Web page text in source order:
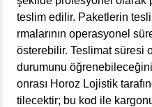
teslim edilir. Paketlerin
rmalarının operasyonel
österebilir. Teslimat süresi
durumunu
onrası Horoz Lojistik
tilecektir; bu kod ile